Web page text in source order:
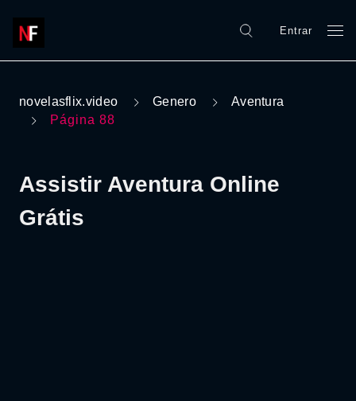
Entrar
novelasflix.video Genero
Aventura
Página 88
Assistir Aventura Online
Grátis